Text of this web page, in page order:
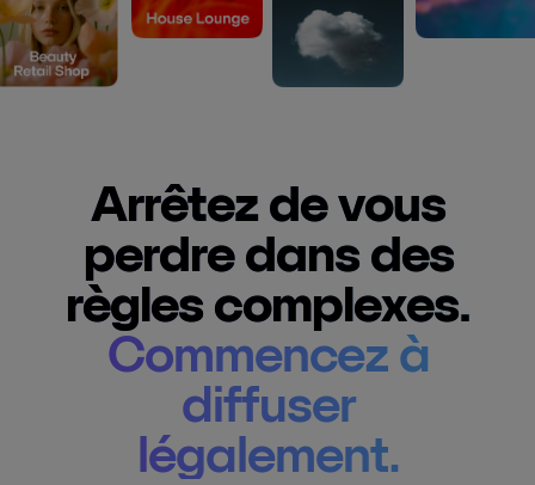
Arrêtez de vous
perdre dans des
règles complexes.
Commencez à
diffuser
légalement.